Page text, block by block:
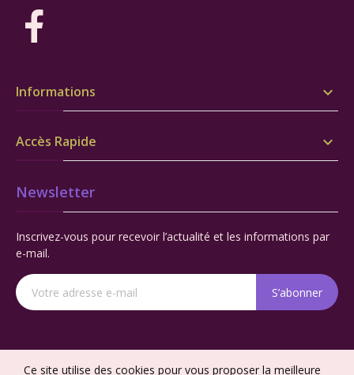
Informations 
Accès Rapide 
Newsletter
Inscrivez-vous pour recevoir l’actualité et les informations par
e-mail.
S’abonner
© 2025 - La Maison des Producteurs
Ce site utilise des cookies pour vous proposer la meilleure